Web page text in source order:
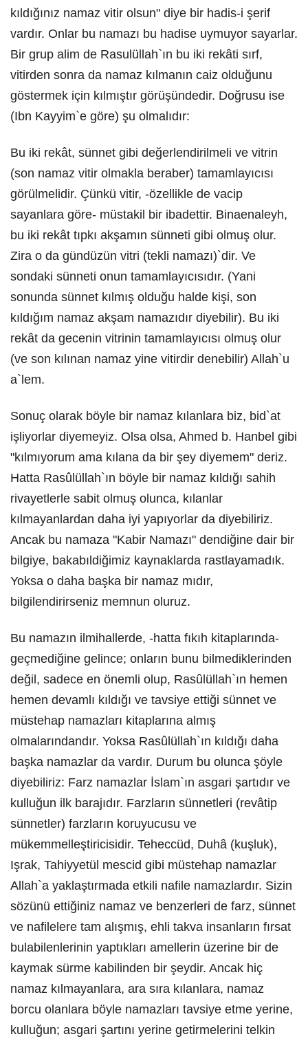
kıldığınız namaz vitir olsun" diye bir hadis-i şerif
vardır. Onlar bu namazı bu hadise uymuyor sayarlar.
Bir grup alim de Rasulüllah`ın bu iki rekâti sırf,
vitirden sonra da namaz kılmanın caiz olduğunu
göstermek için kılmıştır görüşündedir. Doğrusu ise
(Ibn Kayyim`e göre) şu olmalıdır:
Bu iki rekât, sünnet gibi değerlendirilmeli ve vitrin
(son namaz vitir olmakla beraber) tamamlayıcısı
görülmelidir. Çünkü vitir, -özellikle de vacip
sayanlara göre- müstakil bir ibadettir. Binaenaleyh,
bu iki rekât tıpkı akşamın sünneti gibi olmuş olur.
Zira o da gündüzün vitri (tekli namazı)`dir. Ve
sondaki sünneti onun tamamlayıcısıdır. (Yani
sonunda sünnet kılmış olduğu halde kişi, son
kıldığım namaz akşam namazıdır diyebilir). Bu iki
rekât da gecenin vitrinin tamamlayıcısı olmuş olur
(ve son kılınan namaz yine vitirdir denebilir) Allah`u
a`lem.
Sonuç olarak böyle bir namaz kılanlara biz, bid`at
işliyorlar diyemeyiz. Olsa olsa, Ahmed b. Hanbel gibi
"kılmıyorum ama kılana da bir şey diyemem" deriz.
Hatta Rasûlüllah`ın böyle bir namaz kıldığı sahih
rivayetlerle sabit olmuş olunca, kılanlar
kılmayanlardan daha iyi yapıyorlar da diyebiliriz.
Ancak bu namaza "Kabir Namazı" dendiğine dair bir
bilgiye, bakabıldiğimiz kaynaklarda rastlayamadık.
Yoksa o daha başka bir namaz mıdır,
bilgilendirirseniz memnun oluruz.
Bu namazın ilmihallerde, -hatta fıkıh kitaplarında-
geçmediğine gelince; onların bunu bilmediklerinden
değil, sadece en önemli olup, Rasûlüllah`ın hemen
hemen devamlı kıldığı ve tavsiye ettiği sünnet ve
müstehap namazları kitaplarına almış
olmalarındandır. Yoksa Rasûlüllah`ın kıldığı daha
başka namazlar da vardır. Durum bu olunca şöyle
diyebiliriz: Farz namazlar İslam`ın asgari şartıdır ve
kulluğun ilk barajıdır. Farzların sünnetleri (revâtip
sünnetler) farzların koruyucusu ve
mükemmelleştiricisidir. Teheccüd, Duhâ (kuşluk),
Işrak, Tahiyyetül mescid gibi müstehap namazlar
Allah`a yaklaştırmada etkili nafile namazlardır. Sizin
sözünü ettiğiniz namaz ve benzerleri de farz, sünnet
ve nafilelere tam alışmış, ehli takva insanların fırsat
bulabilenlerinin yaptıkları amellerin üzerine bir de
kaymak sürme kabilinden bir şeydir. Ancak hiç
namaz kılmayanlara, ara sıra kılanlara, namaz
borcu olanlara böyle namazları tavsiye etme yerine,
kulluğun; asgari şartını yerine getirmelerini telkin